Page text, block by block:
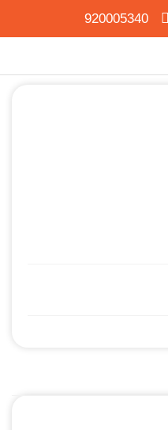
920005340